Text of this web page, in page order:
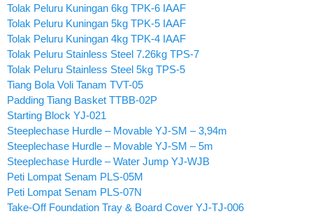
Tolak Peluru Kuningan 6kg TPK-6 IAAF
Tolak Peluru Kuningan 5kg TPK-5 IAAF
Tolak Peluru Kuningan 4kg TPK-4 IAAF
Tolak Peluru Stainless Steel 7.26kg TPS-7
Tolak Peluru Stainless Steel 5kg TPS-5
Tiang Bola Voli Tanam TVT-05
Padding Tiang Basket TTBB-02P
Starting Block YJ-021
Steeplechase Hurdle – Movable YJ-SM – 3,94m
Steeplechase Hurdle – Movable YJ-SM – 5m
Steeplechase Hurdle – Water Jump YJ-WJB
Peti Lompat Senam PLS-05M
Peti Lompat Senam PLS-07N
Take-Off Foundation Tray & Board Cover YJ-TJ-006